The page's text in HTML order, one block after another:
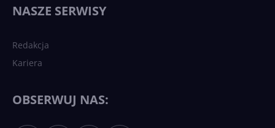
NASZE SERWISY
Redakcja
Kariera
OBSERWUJ NAS: